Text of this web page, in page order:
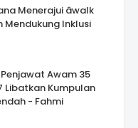
Menerajui âwalk
Mendukung Inklusi
Awam 35
Libatkan Kumpulan
- Fahmi